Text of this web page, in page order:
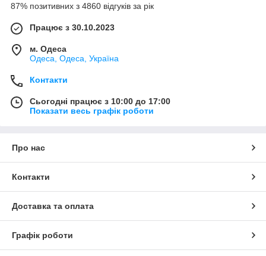
87% позитивних з 4860 відгуків за рік
Працює з 30.10.2023
м. Одеса
Одеса, Одеса, Україна
Контакти
Сьогодні працює з 10:00 до 17:00
Показати весь графік роботи
Про нас
Контакти
Доставка та оплата
Графік роботи